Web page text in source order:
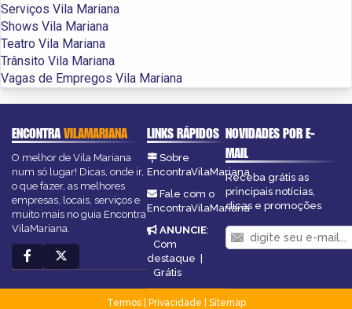
Serviços Vila Mariana
Shows Vila Mariana
Teatro Vila Mariana
Trânsito Vila Mariana
Vagas de Empregos Vila Mariana
ENCONTRAVILAMARIANA
O melhor de Vila Mariana
num só lugar! Dicas, onde ir,
o que fazer, as melhores
empresas, locais, serviços e
muito mais no guia Encontra
VilaMariana.
LINKS RÁPIDOS
Sobre
EncontraVilaMariana
Fale com o
EncontraVilaMariana
ANUNCIE:
Com
destaque |
Grátis
NOVIDADES POR E-
MAIL
Receba grátis as
principais notícias,
dicas e promoções
Termos| Privacidade
Sitemap